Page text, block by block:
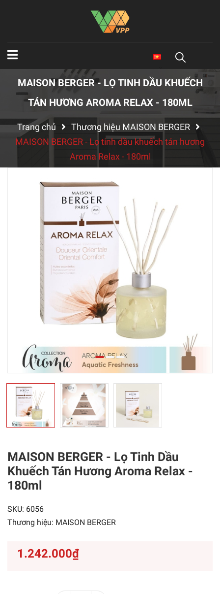
MAISON BERGER - LỌ TINH DẦU KHUẾCH
TÁN HƯƠNG AROMA RELAX - 180ML
Trang chủ
Thương hiệu MAISON BERGER
MAISON BERGER - Lọ tinh dầu khuếch tán hương
Aroma Relax - 180ml
MAISON BERGER - Lọ Tinh Dầu
Khuếch Tán Hương Aroma Relax -
180ml
SKU: 6056
Thương hiệu: MAISON BERGER
1.242.000₫